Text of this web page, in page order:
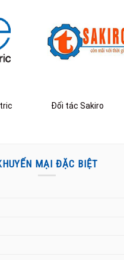
Đối tác Sakiro
MẠI ĐẶC BIỆT